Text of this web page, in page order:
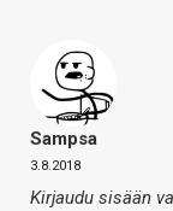
Sampsa
3.8.2018
Kirjaudu sisään